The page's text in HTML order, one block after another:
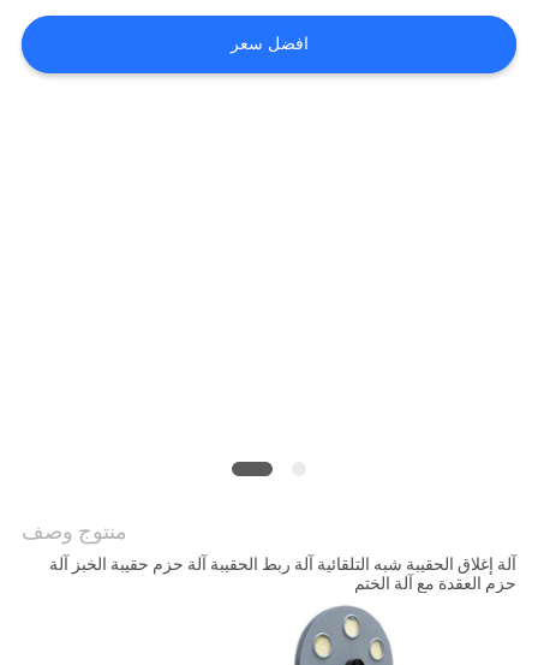
اتصل
الخصوصية
افضل سعر
منتوج وصف
آلة إغلاق الحقيبة شبه التلقائية آلة ربط الحقيبة آلة حزم حقيبة الخبز آلة
حزم العقدة مع آلة الختم